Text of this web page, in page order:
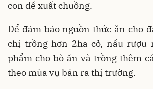
con để xuất chuồng.
Để đảm bảo nguồn thức ăn cho
chị trồng hơn 2ha cỏ, nấu rượu
phẩm cho bò ăn và trồng thêm
theo mùa vụ bán ra thị trường.